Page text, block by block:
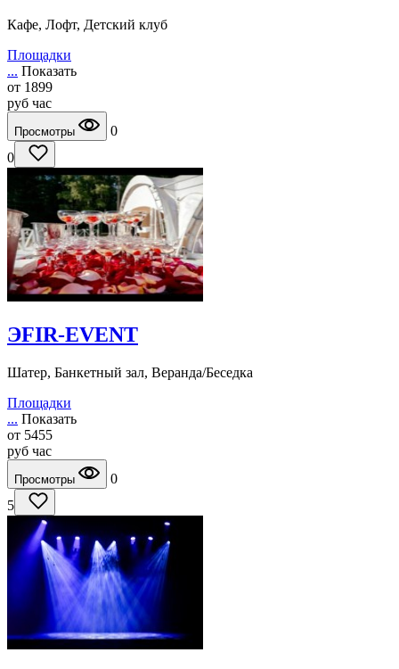
Кафе, Лофт, Детский клуб
Площадки
... Показать
от 1899
руб час
Просмотры
0
0
ЭFIR-EVENT
Шатер, Банкетный зал, Веранда/Беседка
Площадки
... Показать
от 5455
руб час
Просмотры
0
5